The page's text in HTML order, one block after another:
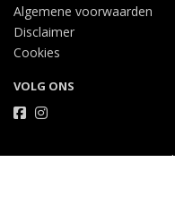
Algemene voorwaarden
Disclaimer
Cookies
VOLG ONS
Taal